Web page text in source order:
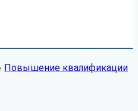
Повышение квалификации